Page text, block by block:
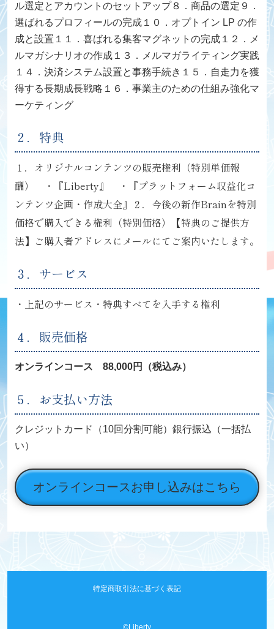
ル選定とアカウントのセットアップ８．商品の選定 ９．
選ばれるプロフィールの完成１０．オプトイン LP の作
成と設置 １１．喜ばれる集客マグネットの完成１２．メ
ルマガシナリオの作成１３．メルマガライティング実践
１４．決済システム設置と事務手続き １５．自走力を獲
得する長期成長戦略 １６．事業主のための仕組み強化マ
ーケティング
２．特典
１．オリジナルコンテンツの販売権利（特別単価報
酬）
・『Liberty』
・『プラットフォーム収益化コ
ンテンツ企画・作成大全』 ２．今後の新作Brainを特別
価格で購入できる権利（特別価格）
【特典のご提供方
法】 ご購入者アドレスにメールにて ご案内いたします。
３．サービス
・上記のサービス・特典すべてを入手する権利
４．販売価格
オンラインコース 88,000円（税込み）
５．お支払い方法
クレジットカード（10回分割可能） 銀行振込（一括払
い）
オンラインコースお申し込みはこちら
©Liberty
特定商取引法に基づく表記